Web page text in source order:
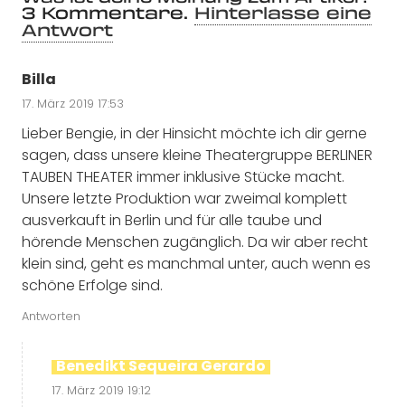
3 Kommentare. Hinterlasse eine
Antwort
Billa
17. März 2019 17:53
Lieber Bengie, in der Hinsicht möchte ich dir gerne
sagen, dass unsere kleine Theatergruppe BERLINER
TAUBEN THEATER immer inklusive Stücke macht.
Unsere letzte Produktion war zweimal komplett
ausverkauft in Berlin und für alle taube und
hörende Menschen zugänglich. Da wir aber recht
klein sind, geht es manchmal unter, auch wenn es
schöne Erfolge sind.
Antworten
Benedikt Sequeira Gerardo
17. März 2019 19:12